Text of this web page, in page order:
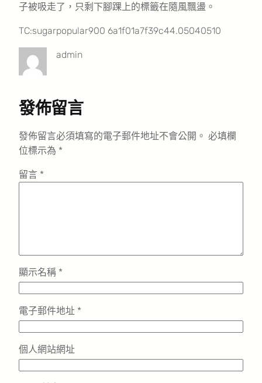
子被吸走了，只剩下腳踝上的標籤在隨風飄盪。
TC:sugarpopular900 6a1f01a7f39c44.05040510
admin
發佈留言
發佈留言必須填寫的電子郵件地址不會公開。 必填欄
位標示為 *
留言 *
顯示名稱 *
電子郵件地址 *
個人網站網址